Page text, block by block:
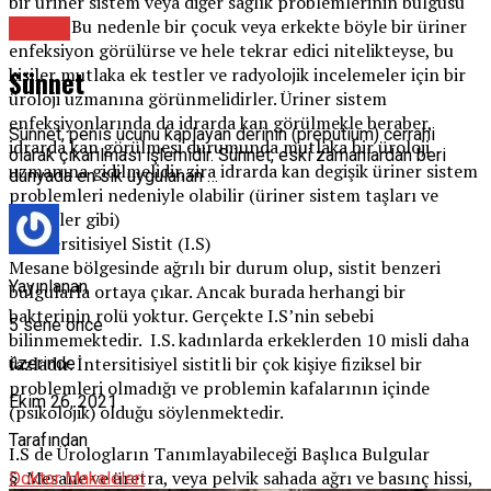
olabilir. Bu nedenle bir çocuk veya erkekte böyle bir üriner
enfeksiyon görülürse ve hele tekrar edici nitelikteyse, bu
kişiler mutlaka ek testler ve radyolojik incelemeler için bir
üroloji uzmanına görünmelidirler. Üriner sistem
enfeksiyonlarında da idrarda kan görülmekle beraber,
idrarda kan görülmesi durumunda mutlaka bir üroloji
uzmanına gidilmelidir,zira idrarda kan degişik üriner sistem
problemleri nedeniyle olabilir (üriner sistem taşları ve
tümörler gibi)
2-Intersitisiyel Sistit (I.S)
Mesane bölgesinde ağrılı bir durum olup, sistit benzeri
bulgularla ortaya çıkar. Ancak burada herhangi bir
bakterinin rolü yoktur. Gerçekte I.S’nin sebebi
bilinmemektedir. I.S. kadınlarda erkeklerden 10 misli daha
fazladır. İntersitisiyel sistitli bir çok kişiye fiziksel bir
problemleri olmadığı ve problemin kafalarının içinde
(psikolojik) olduğu söylenmektedir.
I.S de Ürologların Tanımlayabileceği Başlıca Bulgular
§ Mesane ve üretra, veya pelvik sahada ağrı ve basınç hissi,
Sünnet
Sünnet, penis ucunu kaplayan derinin (preputium) cerrahi
olarak çıkarılması işlemidir. Sünnet, eski zamanlardan beri
dünyada en sık uygulanan …
Yayınlanan
5 sene önce
üzerinde
Ekim 26, 2021
Tarafından
Doktor Makaleleri